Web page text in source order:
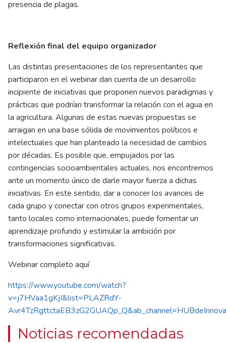
presencia de plagas.
Reflexión final del equipo organizador
Las distintas presentaciones de los representantes que
participaron en el webinar dan cuenta de un desarrollo
incipiente de iniciativas que proponen nuevos paradigmas y
prácticas que podrían transformar la relación con el agua en
la agricultura. Algunas de estas nuevas propuestas se
arraigan en una base sólida de movimientos políticos e
intelectuales que han planteado la necesidad de cambios
por décadas. Es posible que, empujados por las
contingencias socioambientales actuales, nos encontremos
ante un momento único de darle mayor fuerza a dichas
iniciativas. En este sentido, dar a conocer los avances de
cada grupo y conectar con otros grupos experimentales,
tanto locales como internacionales, puede fomentar un
aprendizaje profundo y estimular la ambición por
transformaciones significativas.
Webinar completo aquí
https://www.youtube.com/watch?
v=j7HVaa1gKjI&list=PLAZRdY-
Noticias recomendadas